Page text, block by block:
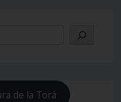
de la Torá